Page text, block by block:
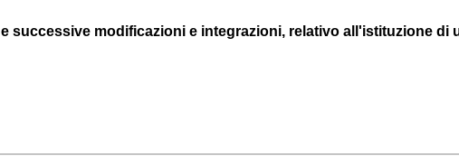
successive modificazioni e integrazioni, relativo all'istituzione di